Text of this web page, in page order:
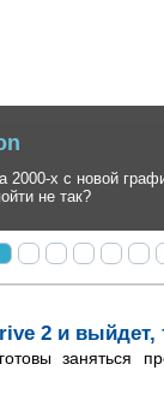
экшен в
2 и выйдет,
заняться